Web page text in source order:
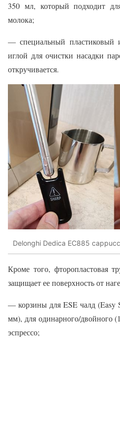
350 мл, который подходит
молока;
— специальный пластиковый
иглой для очистки насадки
откручивается.
Delonghi Dedica EC885
Кроме того, фторопластовая
защищает ее поверхность от
— корзины для ESE чалд (Easy
мм), для одинарного/двойного
эспрессо;